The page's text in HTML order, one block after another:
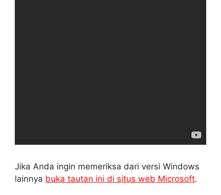
Jika Anda ingin memeriksa dari versi Windows
lainnya buka tautan ini di situs web Microsoft.